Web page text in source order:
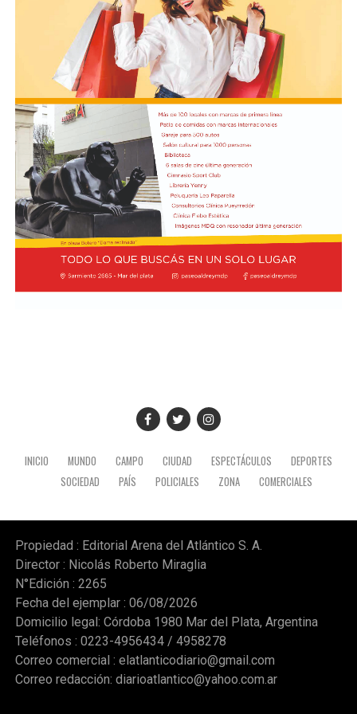
contacto con ella antes del terrible desenlace.
El presidente Javier Milei recibió el título de Doctor
Honoris Causa.
Previamente, Milei participó del acto de juramentación
y toma de mando de la presidenta de Perú, Keiko
Fujimori, realizado en el Congreso de ese país, en el
marco de su visita oficial a Lima.
El presidente viajó acompañado por una comitiva
integrada por el canciller Pablo Quirno y la secretaria
general de la Presidencia, Karina Milei.
INICIO MUNDO CAMPO CIUDAD ESPECTÁCULOS
DEPORTES
SOCIEDAD
PAÍS POLICIALES ZONA COMERCIALES
Propiedad : Editorial Arena del Atlántico S. A.
Director : Nicolás Roberto Miraglia
N°Edición : 2265
Fecha del ejemplar : 06/08/2026
Domicilio legal: Córdoba 1980 Mar del Plata, Argentina
Teléfonos : 0223-4956434 / 4958278
Correo comercial : elatlanticodiario@gmail.com
Correo redacción: diarioatlantico@yahoo.com.ar